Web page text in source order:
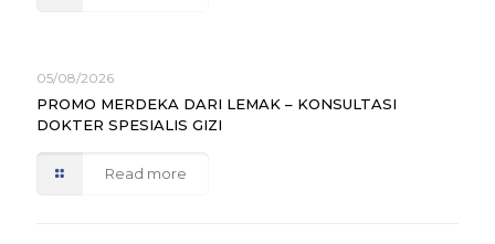
05/08/2026
PROMO MERDEKA DARI LEMAK – KONSULTASI
DOKTER SPESIALIS GIZI
Read more